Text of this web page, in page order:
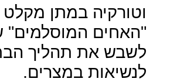
וטורקיה במתן מקלט
"האחים המוסלמים"
לשבש את תהליך
לנשיאות במצרים.